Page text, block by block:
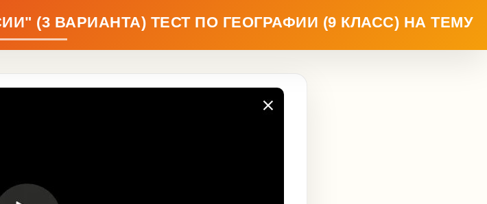
(3 ВАРИАНТА) ТЕСТ ПО ГЕОГРАФИИ (9 КЛАСС) НА ТЕМУ